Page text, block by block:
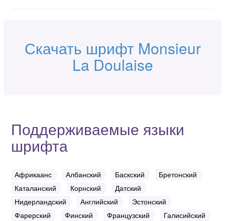
Скачать шрифт Monsieur
La Doulaise
Поддерживаемые языки
шрифта
Африкаанс Албанский Баскский
Бретонский
Каталанский
Корнский
Датский
Нидерландский
Английский
Эстонский
Фарерский
Финский Французский
Галисийский